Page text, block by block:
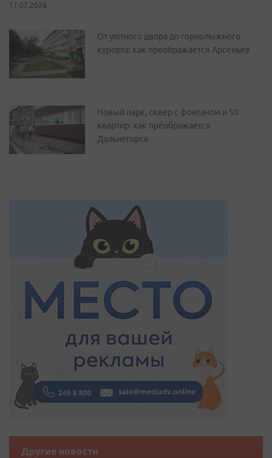
17.07.2026
От уютного двора до горнолыжного
курорта: как преображается Арсеньев
Новый парк, сквер с фонтаном и 50
квартир: как преображается
Дальнегорск
Другие новости